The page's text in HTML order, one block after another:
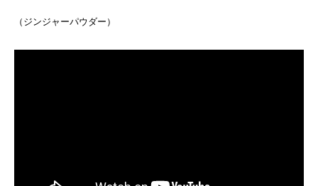
（ジンジャーパウダー）